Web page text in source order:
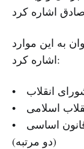
به این موارد
اشاره کرد:
انقلاب
اسلامی
• عضو به عنوان فقیه در شورای نگهبان قانون اساسی
(دو مرتبه)